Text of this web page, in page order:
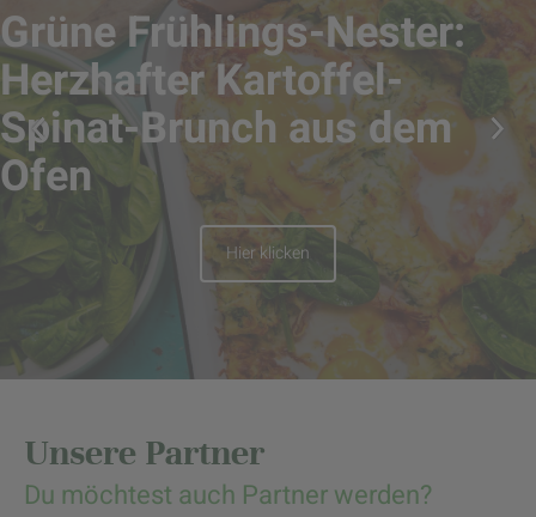
Grüne Frühlings-Nester:
Herzhafter Kartoffel-
Spinat-Brunch aus dem
Ofen
Hier klicken
Unsere Partner
Du möchtest auch Partner werden?